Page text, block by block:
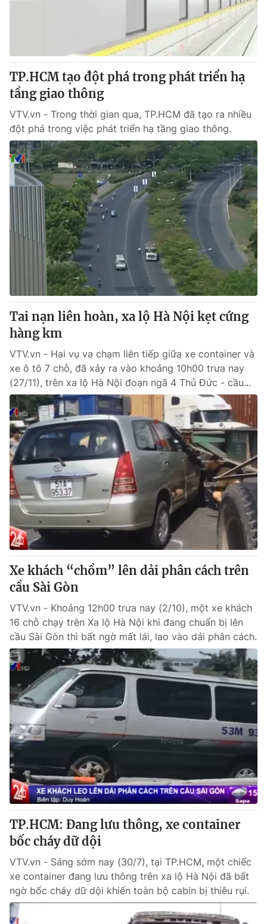
TP.HCM tạo đột phá trong phát triển hạ
tầng giao thông
VTV.vn - Trong thời gian qua, TP.HCM đã tạo ra nhiều
đột phá trong việc phát triển hạ tầng giao thông.
Tai nạn liên hoàn, xa lộ Hà Nội kẹt cứng
hàng km
VTV.vn - Hai vụ va chạm liên tiếp giữa xe container và
xe ô tô 7 chỗ, đã xảy ra vào khoảng 10h00 trưa nay
(27/11), trên xa lộ Hà Nội đoạn ngã 4 Thủ Đức - cầu...
Xe khách “chồm” lên dải phân cách trên
cầu Sài Gòn
VTV.vn - Khoảng 12h00 trưa nay (2/10), một xe khách
16 chỗ chạy trên Xa lộ Hà Nội khi đang chuẩn bị lên
cầu Sài Gòn thì bất ngờ mất lái, lao vào dải phân cách.
TP.HCM: Đang lưu thông, xe container
bốc cháy dữ dội
VTV.vn - Sáng sớm nay (30/7), tại TP.HCM, một chiếc
xe container đang lưu thông trên xa lộ Hà Nội đã bất
ngờ bốc cháy dữ dội khiến toàn bộ cabin bị thiêu rụi.